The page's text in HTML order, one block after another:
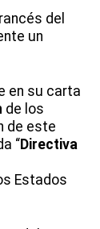
del
un
en su carta
de los
de este
“Directiva
Estados